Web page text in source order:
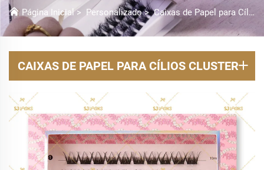
Página Inicial> Personalizado>Caixas de Papel para Cílios Cluster
CAIXAS DE PAPEL PARA CÍLIOS CLUSTER